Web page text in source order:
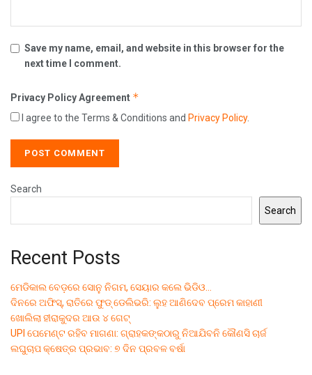
Save my name, email, and website in this browser for the
next time I comment.
Privacy Policy Agreement *
I agree to the Terms & Conditions and Privacy Policy.
Search
Search
Recent Posts
ମେଡିକାଲ ବେଡ଼ରେ ସୋନୁ ନିଗମ, ସେୟାର କଲେ ଭିଡିଓ…
ଦିନରେ ଅଫିସ୍, ରାତିରେ ଫୁଡ୍ ଡେଲିଭରି: ଲୁହ ଆଣିଦେବ ପ୍ରେମ କାହାଣୀ
ଖୋଲିଲା ହୀରାକୁଦର ଆଉ ୪ ଗେଟ୍
UPI ପେମେଣ୍ଟ ରହିବ ମାଗଣା: ଗ୍ରାହକଙ୍କଠାରୁ ନିଆଯିବନି କୌଣସି ଚାର୍ଜ
ଲଘୁଚାପ କ୍ଷେତ୍ର ପ୍ରଭାବ: ୭ ଦିନ ପ୍ରବଳ ବର୍ଷା